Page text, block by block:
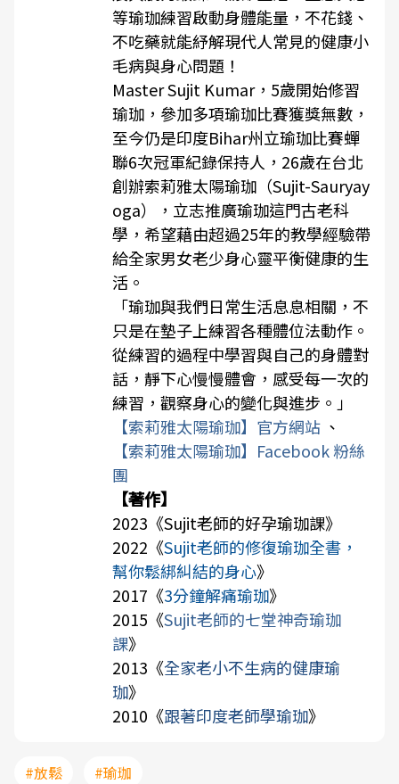
等瑜珈練習啟動身體能量，不花錢、
不吃藥就能紓解現代人常見的健康小
毛病與身心問題！
Master Sujit Kumar，5歲開始修習
瑜珈，參加多項瑜珈比賽獲獎無數，
至今仍是印度Bihar州立瑜珈比賽蟬
聯6次冠軍紀錄保持人，26歲在台北
創辦索莉雅太陽瑜珈（Sujit-Sauryay
oga），立志推廣瑜珈這門古老科
學，希望藉由超過25年的教學經驗帶
給全家男女老少身心靈平衡健康的生
活。
「瑜珈與我們日常生活息息相關，不
只是在墊子上練習各種體位法動作。
從練習的過程中學習與自己的身體對
話，靜下心慢慢體會，感受每一次的
練習，觀察身心的變化與進步。」
【索莉雅太陽瑜珈】官方網站 、
【索莉雅太陽瑜珈】Facebook 粉絲
團
【著作】
2023《Sujit老師的好孕瑜珈課》
2022《Sujit老師的修復瑜珈全書，
幫你鬆綁糾結的身心》
2017《3分鐘解痛瑜珈》
2015《Sujit老師的七堂神奇瑜珈
課》
2013《全家老小不生病的健康瑜
珈》
2010《跟著印度老師學瑜珈》
#放鬆 #瑜珈